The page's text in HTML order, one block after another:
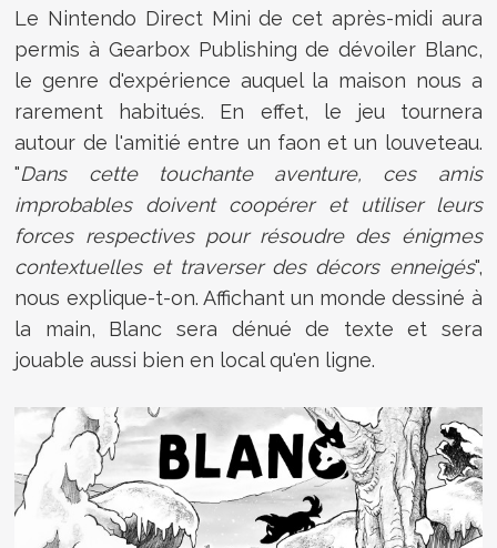
Le Nintendo Direct Mini de cet après-midi aura
permis à Gearbox Publishing de dévoiler Blanc,
le genre d'expérience auquel la maison nous a
rarement habitués. En effet, le jeu tournera
autour de l'amitié entre un faon et un louveteau.
"Dans cette touchante aventure, ces amis
improbables doivent coopérer et utiliser leurs
forces respectives pour résoudre des énigmes
contextuelles et traverser des décors enneigés",
nous explique-t-on. Affichant un monde dessiné à
la main, Blanc sera dénué de texte et sera
jouable aussi bien en local qu'en ligne.